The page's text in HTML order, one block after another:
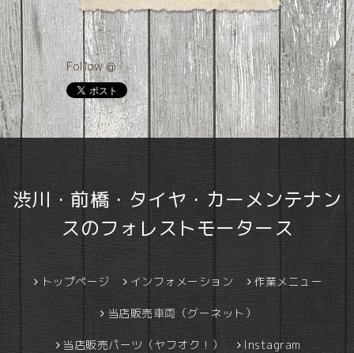
Follow @
渋川・前橋・タイヤ・カーメンテナン
スのフォレストモータース
トップページ インフォメーション 作業メニュー
当店販売車両（グーネット）
当店販売パーツ（ヤフオク！） Instagram